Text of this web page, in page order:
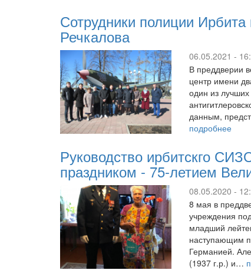
Сотрудники полиции
Речкалова
06.05.2021 -
В преддверии
центр имени
один из
данным,
подробнее
Руководство ирбитскго
праздником - 75-летием
08.05.2020 -
8 мая в
учреждения
младший
наступающим
Германией.
(1937 г.р.) и…